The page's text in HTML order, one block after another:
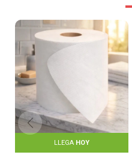
LLEGA HOY